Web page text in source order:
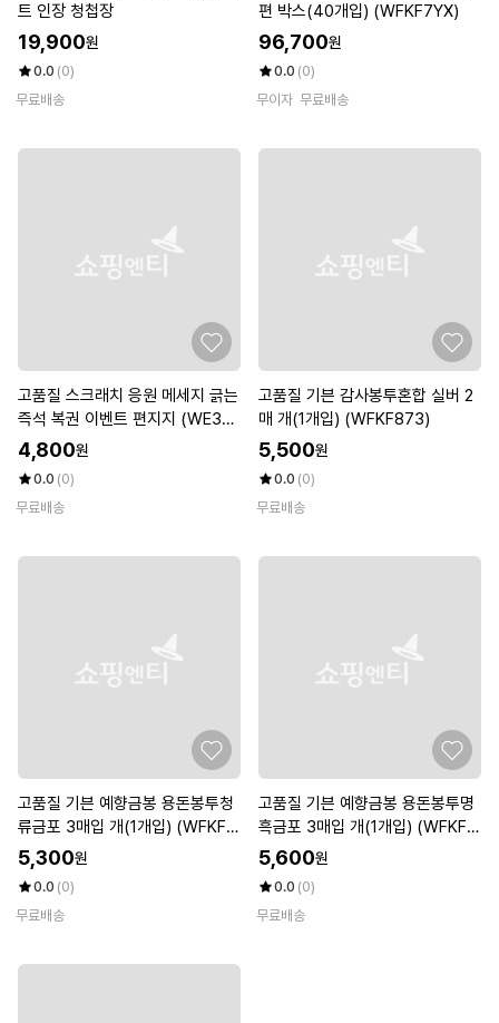
트 인장 청첩장
19,900원
0.0 (0)
무료배송
편 박스(40개입) (WFKF7YX)
96,700원
0.0 (0)
무이자 무료배송
고품질 스크래치 응원 메세지 긁는
즉석 복권 이벤트 편지지 (WE37
3CB)
4,800원
0.0 (0)
무료배송
고품질 기븐 감사봉투혼합 실버 2
매 개(1개입) (WFKF873)
5,500원
0.0 (0)
무료배송
고품질 기븐 예향금봉 용돈봉투청
류금포 3매입 개(1개입) (WFKF8
51)
5,300원
0.0 (0)
무료배송
고품질 기븐 예향금봉 용돈봉투명
흑금포 3매입 개(1개입) (WFKF8
7I)
5,600원
0.0 (0)
무료배송